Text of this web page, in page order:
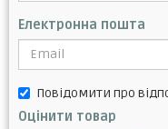
Електронна пошта
Повідомити про
Оцінити товар